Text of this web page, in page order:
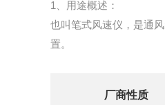
1、用途概述：
也叫笔式风速仪，是通
置。
厂商性质